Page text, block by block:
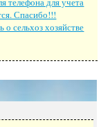
Спасибо!!!
сельхоз хозяйстве